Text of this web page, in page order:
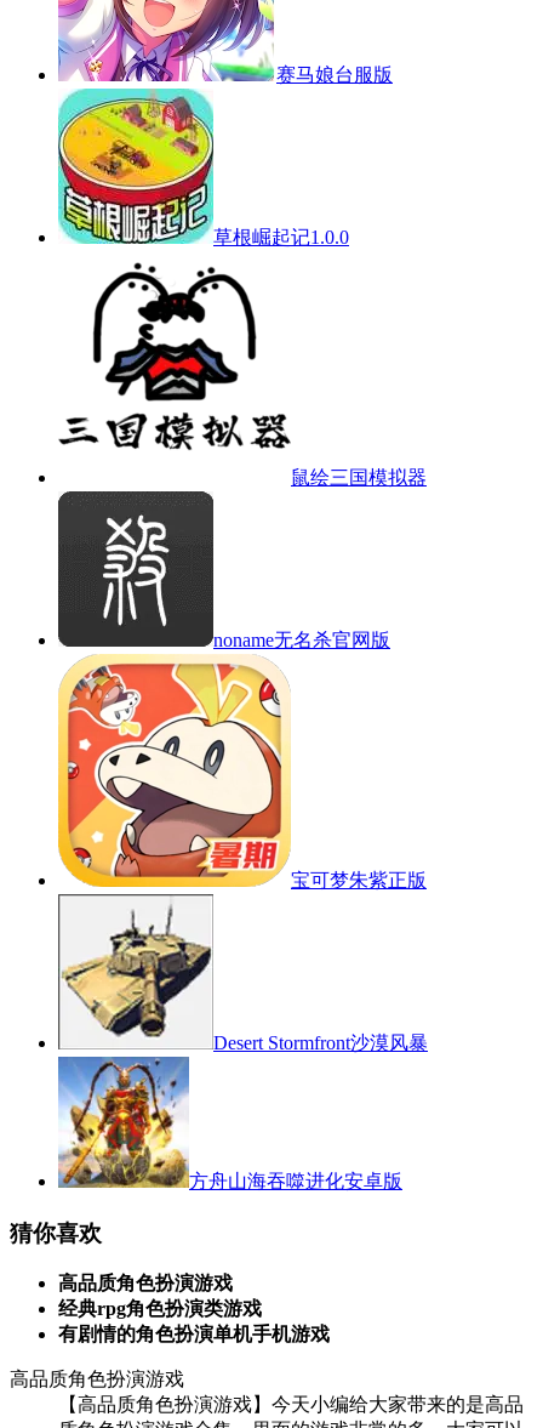
赛马娘台服版
草根崛起记1.0.0
鼠绘三国模拟器
noname无名杀官网版
宝可梦朱紫正版
Desert Stormfront沙漠风暴
方舟山海吞噬进化安卓版
猜你喜欢
高品质角色扮演游戏
经典rpg角色扮演类游戏
有剧情的角色扮演单机手机游戏
高品质角色扮演游戏
【高品质角色扮演游戏】今天小编给大家带来的是高品